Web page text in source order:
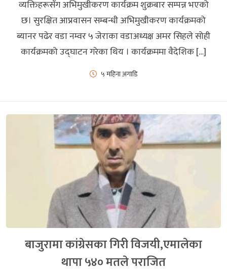
व्यक्तिहरूसँग अभिमुखीकरण कार्यक्रम शुक्रबार सम्पन्न भएको
छ। सुरक्षित आप्रवासन सम्बन्धी अभिमुखीकरण कार्यक्रमको
ब्यानर पढेर वडा नम्वर ५ जेराका वडाअध्यक्ष अमर सिहले सोही
कार्यक्रमको उद्घाटन गरेका थिय । कार्यक्रममा वैदेशिक […]
५ महिना अगाडि
बाजुरामा कांग्रेसका गिरी विजयी,एमालेका
थापा ५४० मतले पराजित